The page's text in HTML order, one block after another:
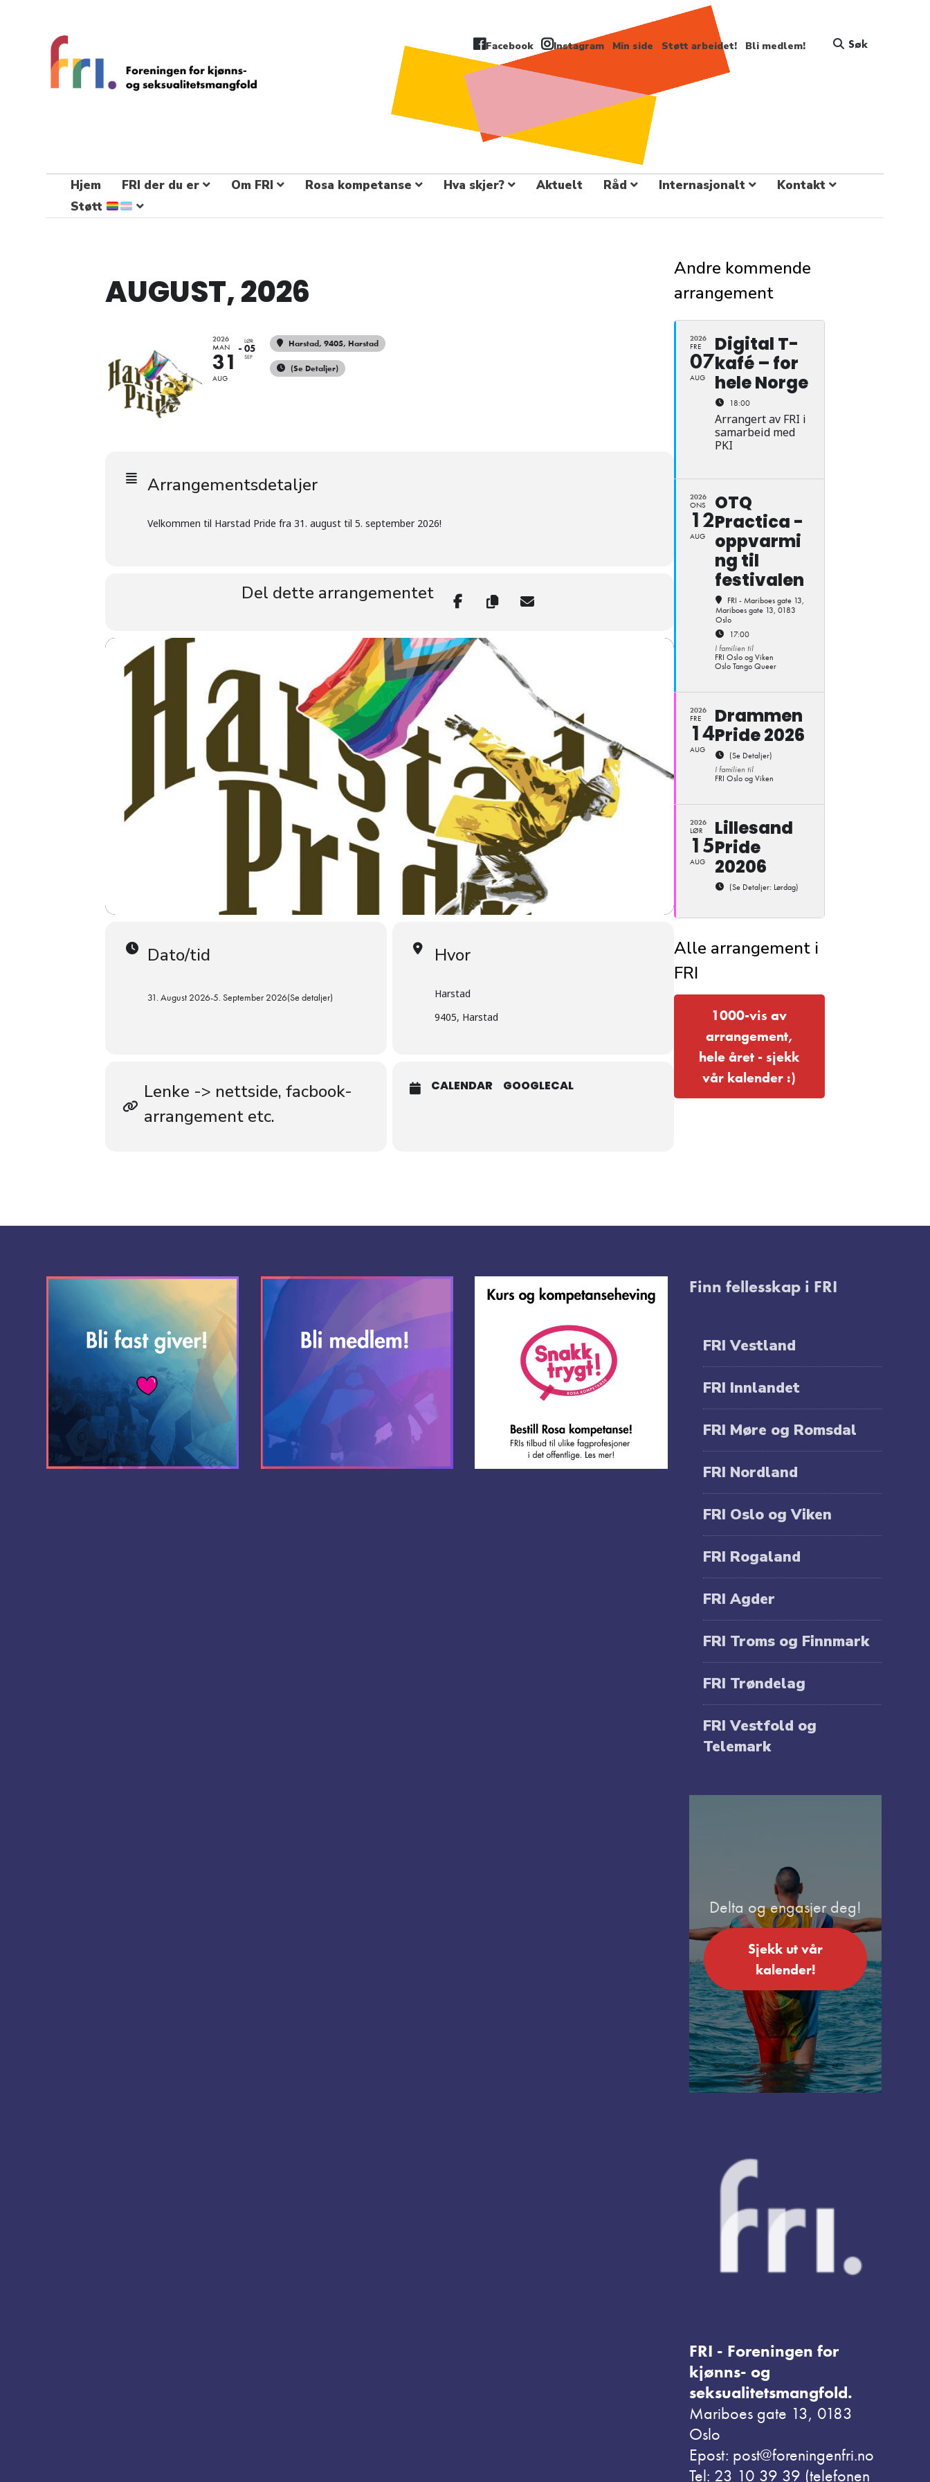
Facebook Instagram Min side Støtt arbeidet! Bli medlem! Søk
Hjem FRI der du er Om FRI Rosa kompetanse Hva skjer? Aktuelt Råd Internasjonalt
Kontakt
Støtt
AUGUST, 2026
2026
MAN
31
AUG
LØR
05
SEP
Harstad, 9405, Harstad
(Se Detaljer)
Arrangementsdetaljer
Velkommen til Harstad Pride fra 31. august til 5. september 2026!
Del dette arrangementet
Dato/tid
31. August 2026-5. September 2026(Se detaljer)
Hvor
Harstad
9405, Harstad
Lenke -> nettside, facbook-
arrangement etc.
CALENDAR GOOGLECAL
Andre kommende
arrangement
2026
FRE
07
AUG
Digital T-
kafé – for
hele Norge
18:00
Arrangert av FRI i
samarbeid med
PKI
2026
ONS
12
AUG
OTQ
Practica -
oppvarmi
ng til
festivalen
FRI - Mariboes gate 13,
Mariboes gate 13, 0183
Oslo
17:00
I familien til
FRI Oslo og Viken
Oslo Tango Queer
2026
FRE
14
AUG
Drammen
Pride 2026
(Se Detaljer)
I familien til
FRI Oslo og Viken
2026
LØR
15
AUG
Lillesand
Pride
20206
(Se Detaljer: Lørdag)
Alle arrangement i
FRI
1000-vis av
arrangement,
hele året - sjekk
vår kalender :)
Finn fellesskap i FRI
FRI Vestland
FRI Innlandet
FRI Møre og Romsdal
FRI Nordland
FRI Oslo og Viken
FRI Rogaland
FRI Agder
FRI Troms og Finnmark
FRI Trøndelag
FRI Vestfold og
Telemark
Delta og engasjer deg!
Sjekk ut vår
kalender!
FRI - Foreningen for
kjønns- og
seksualitetsmangfold.
Mariboes gate 13, 0183
Oslo
Epost: post@foreningenfri.no
Tel: 23 10 39 39 (telefonen